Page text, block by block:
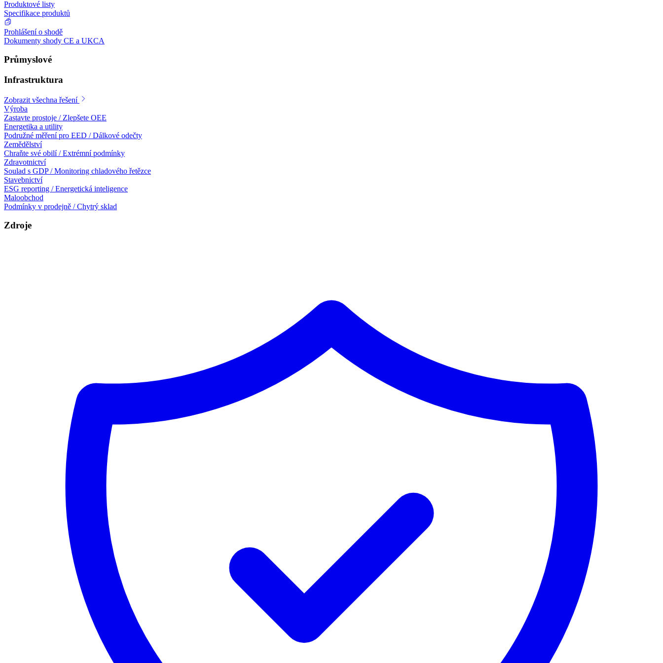
Produktové listy
Specifikace produktů
Prohlášení o shodě
Dokumenty shody CE a UKCA
Průmyslové
Infrastruktura
Zobrazit všechna řešení
Výroba
Zastavte prostoje / Zlepšete OEE
Energetika a utility
Podružné měření pro EED / Dálkové odečty
Zemědělství
Chraňte své obilí / Extrémní podmínky
Zdravotnictví
Soulad s GDP / Monitoring chladového řetězce
Stavebnictví
ESG reporting / Energetická inteligence
Maloobchod
Podmínky v prodejně / Chytrý sklad
Zdroje